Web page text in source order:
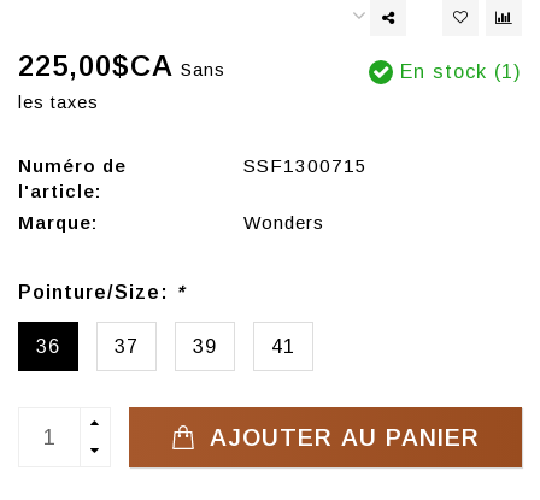
225,00$CA Sans
les taxes
En stock (1)
Numéro de
l'article:
SSF1300715
Marque: Wonders
Pointure/Size: *
36 37 39 41
AJOUTER AU PANIER